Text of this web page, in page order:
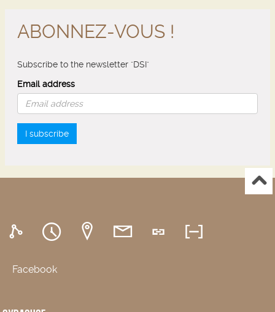
ABONNEZ-VOUS !
Subscribe to the newsletter "DSI"
Email address
I subscribe
Facebook